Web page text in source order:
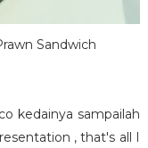
Sandwich
kedainya sampailah
, that's all I